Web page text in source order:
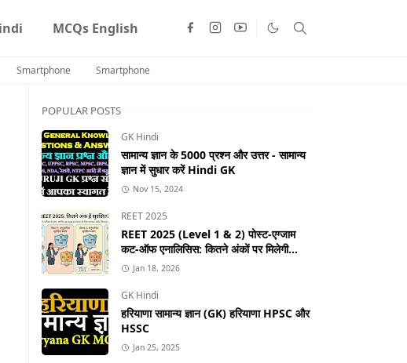
MCQs English
Smartphone Smartphone
POPULAR POSTS
GK Hindi
सामान्य ज्ञान के 5000 प्रश्न और उत्तर - सामान्य
ज्ञान में सुधार करें Hindi GK
Nov 15, 2024
REET 2025
REET 2025 (Level 1 & 2) पोस्ट-एग्जाम
कट-ऑफ एनालिसिस: कितने अंकों पर मिलेगी
सफलता?
Jan 18, 2026
GK Hindi
हरियाणा सामान्य ज्ञान (GK) हरियाणा HPSC और
HSSC
Jan 25, 2025